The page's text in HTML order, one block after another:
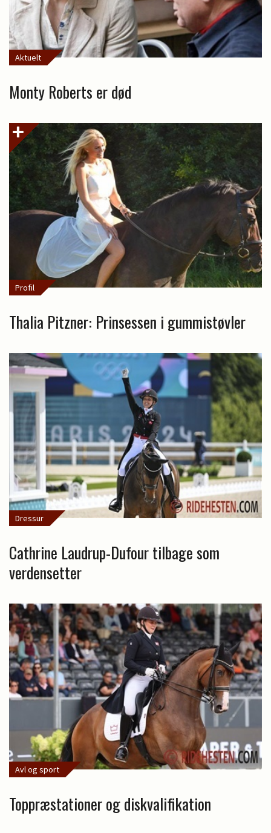
Aktuelt
Monty Roberts er død
Profil
Thalia Pitzner: Prinsessen i gummistøvler
Dressur
Cathrine Laudrup-Dufour tilbage som
verdensetter
Avl og sport
Toppræstationer og diskvalifikation